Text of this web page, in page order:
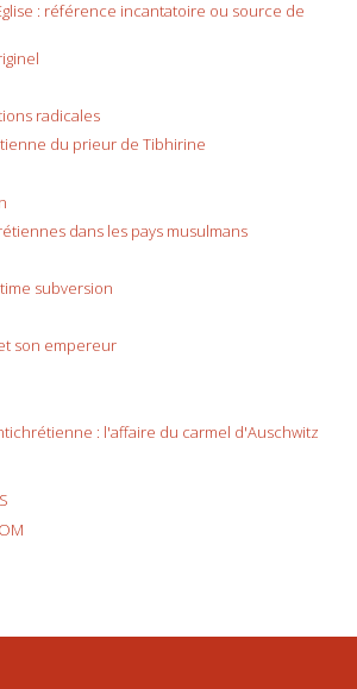
: référence incantatoire ou source de
radicales
du prieur de Tibhirine
dans les pays musulmans
subversion
son empereur
: l'affaire du carmel d'Auschwitz